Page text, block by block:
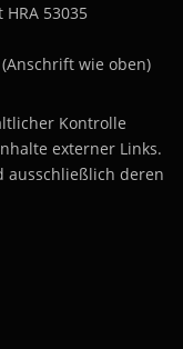
53035
wie oben)
Kontrolle
externer Links.
ausschließlich deren